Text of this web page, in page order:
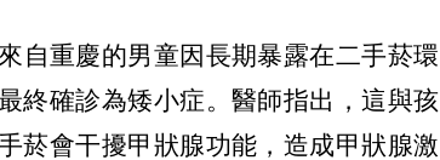
自重慶的男童因長期暴露在二手菸環
終確診為矮小症。醫師指出，這與孩
菸會干擾甲狀腺功能，造成甲狀腺激